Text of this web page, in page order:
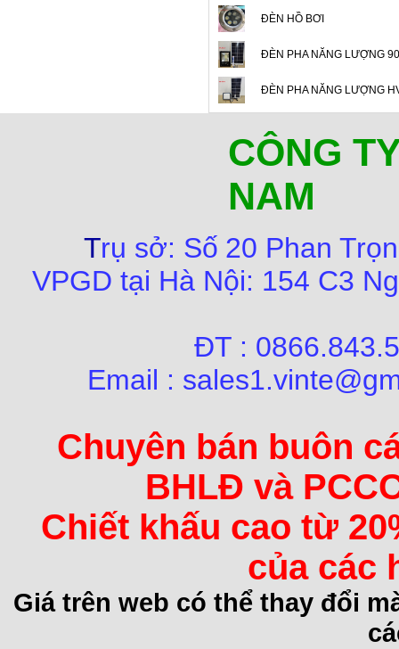
ĐÈN HỒ BƠI
ĐÈN PHA NĂNG LƯỢNG
ĐÈN PHA NĂNG LƯỢNG
CÔNG
NAM
Trụ sở: Số 20 Phan
VPGD tại Hà Nội: 154 C3
ĐT :
Email :
Chuyên bán buôn
BHLĐ và
Chiết khấu cao từ
của các
Giá trên web có thể thay đổi